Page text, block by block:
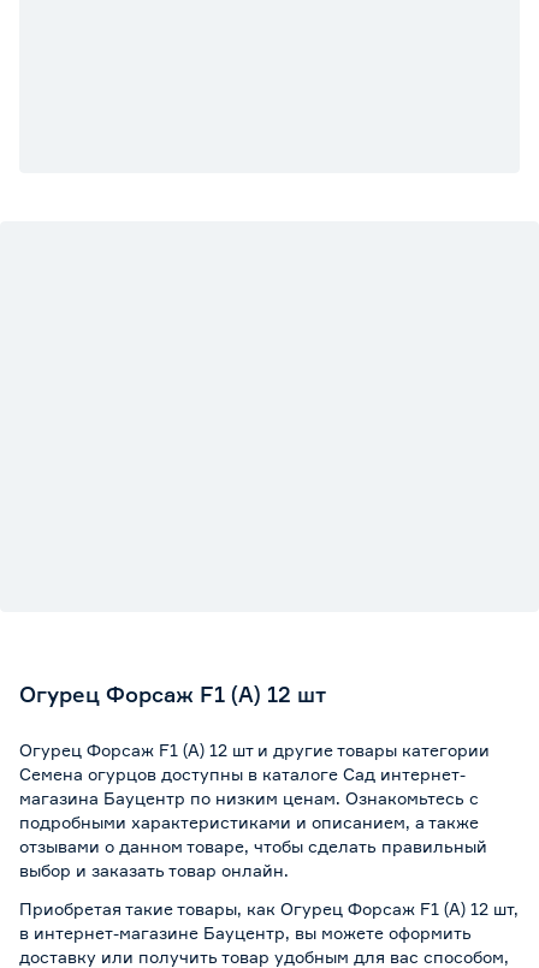
Огурец Форсаж F1 (А) 12 шт
Огурец Форсаж F1 (А) 12 шт и другие товары категории
Семена огурцов доступны в каталоге Сад интернет-
магазина Бауцентр по низким ценам. Ознакомьтесь с
подробными характеристиками и описанием, а также
отзывами о данном товаре, чтобы сделать правильный
выбор и заказать товар онлайн.
Приобретая такие товары, как Огурец Форсаж F1 (А) 12 шт,
в интернет-магазине Бауцентр, вы можете оформить
доставку или получить товар удобным для вас способом,